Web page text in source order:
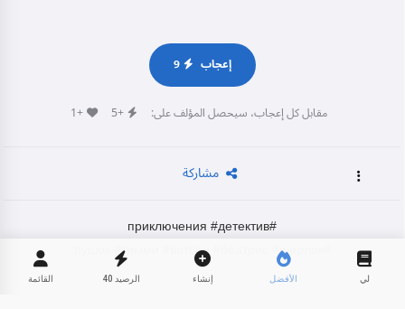
إعجاب 9
مقابل كل إعجاب، سيحصل المؤلف على: +5
+1
مشاركة
#приключения
#детектив
#тимми #ватсон #шерлок
لي الأفضل إنشاء الرصيد 40 القائمة